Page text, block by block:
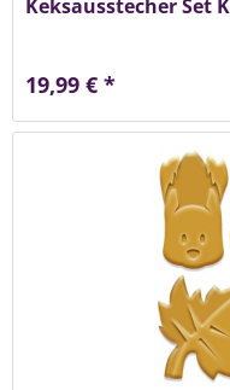
Keksausstecher Set
19,99 € *